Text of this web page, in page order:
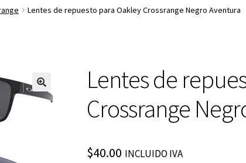
Lentes de repuesto para Oakley Crossrange Negro Aventura
Lentes de
Crossrange
$40.00 INCLUIDO IVA